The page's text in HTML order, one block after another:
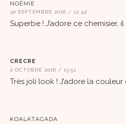
NOÉMIE
30 SEPTEMBRE 2016 / 12:42
Superbe ! J’adore ce chemisier, il
CRECRE
2 OCTOBRE 2016 / 13:51
Très joli look ! J’adore la
KOALATAGADA